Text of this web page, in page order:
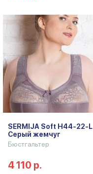
SERMIJA Soft H44-22-L
Серый жемчуг
Бюстгальтер
4 110 р.